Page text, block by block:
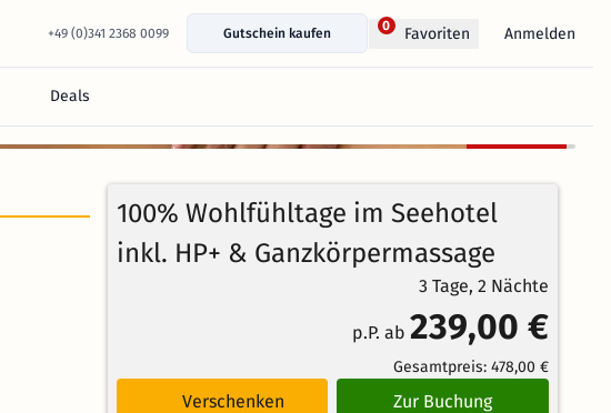
+49 (0)341 2368 0099 Gutschein kaufen
0 Favoriten Anmelden
Deals
92%
Weiterempfehlung
Bewertungen
4.3/5
stornierbar
100% Wohlfühltage im Seehotel
inkl. HP+ & Ganzkörpermassage
3 Tage, 2 Nächte
p.P. ab 239,00 €
Gesamtpreis: 478,00 €
Verschenken Zur Buchung